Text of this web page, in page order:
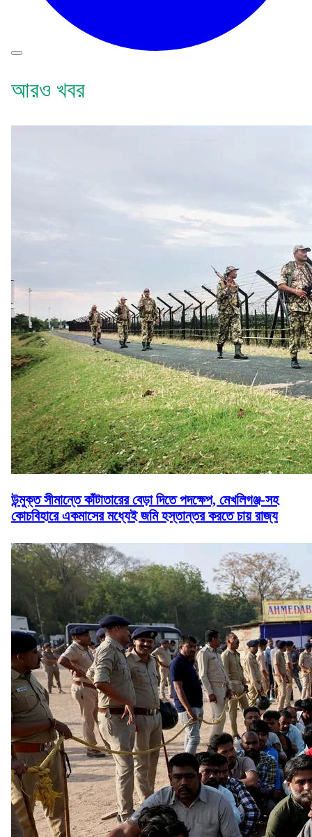
আরও খবর
উন্মুক্ত সীমান্তে কাঁটাতারের বেড়া দিতে পদক্ষেপ, মেখলিগঞ্জ-সহ
কোচবিহারে একমাসের মধ্যেই জমি হস্তান্তর করতে চায় রাজ্য